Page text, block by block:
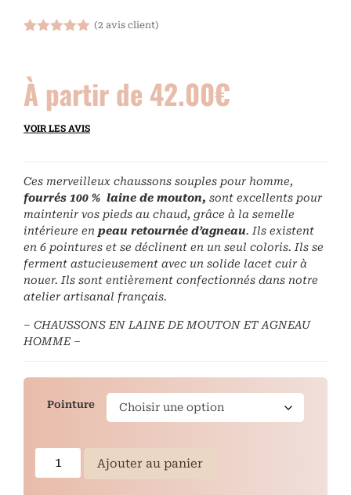
notations
client
(2 avis client)
À partir de 42.00€
VOIR LES AVIS
Ces merveilleux chaussons souples pour homme,
fourrés 100 % laine de mouton, sont excellents pour
maintenir vos pieds au chaud, grâce à la semelle
intérieure en peau retournée d’agneau. Ils existent
en 6 pointures et se déclinent en un seul coloris. Ils se
ferment astucieusement avec un solide lacet cuir à
nouer. Ils sont entièrement confectionnés dans notre
atelier artisanal français.
– CHAUSSONS EN LAINE DE MOUTON ET AGNEAU
HOMME –
Pointure
Ajouter au panier